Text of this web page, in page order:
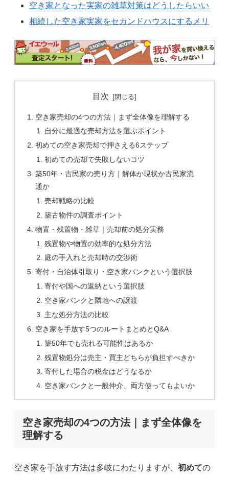
空き家となった実家の雑草対策はどうしたらいい
相続した空き家実家をセカンドハウスにするメリ
目次
空き家売却の4つの方法｜まず全体像を理解する
自分に最適な売却方法を選ぶポイント
初めての空き家売却で押さえる6ステップ
初めての売却で失敗しないコツ
築50年・古民家の売り方｜解体か現状か古民家流
通か
売却戦略の比較
築古物件の調査ポイント
物置・残置物・雑草｜売却前の処分実務
残置物や物置の効率的な処分方法
庭の手入れと売却時の交渉術
寄付・自治体引取り・空き家バンクという選択肢
寄付や国への返納という選択肢
空き家バンクと隣地への譲渡
主な処分方法の比較
空き家を手放す5つのルートまとめとQ&A
築50年でも売れる可能性はあるか
残置物処分は売主・買主どちらが負担すべきか
寄付した場合の税金はどうなるか
空き家バンクと一般仲介、両方使ってもよいか
空き家売却の4つの方法｜まず全体像を
理解する
空き家を手放す方法は多岐にわたりますが、 初めての